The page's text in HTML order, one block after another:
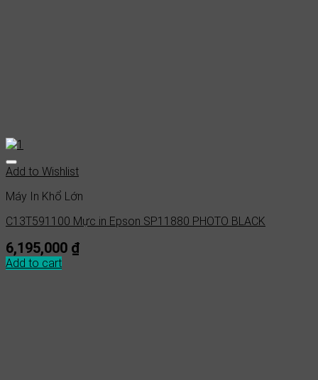
Add to Wishlist
Máy In Khổ Lớn
C13T591100 Mực in Epson SP11880 PHOTO BLACK
6,195,000 ₫
Add to cart